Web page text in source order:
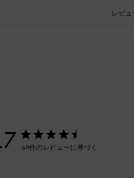
レビュ
69件のレビューに基づく